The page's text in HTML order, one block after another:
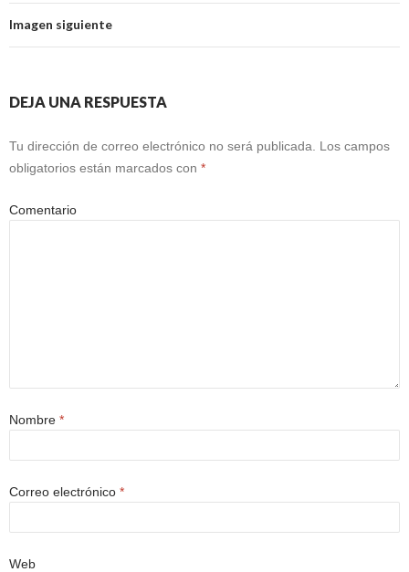
Imagen siguiente
DEJA UNA RESPUESTA
Tu dirección de correo electrónico no será publicada.
Los campos
obligatorios están marcados con *
Comentario
Nombre *
Correo electrónico *
Web